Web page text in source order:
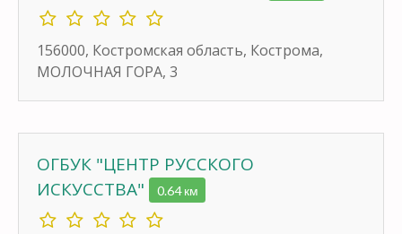
156000, Костромская область, Кострома,
МОЛОЧНАЯ ГОРА, 3
ОГБУК "ЦЕНТР РУССКОГО
ИСКУССТВА"
0.64 км